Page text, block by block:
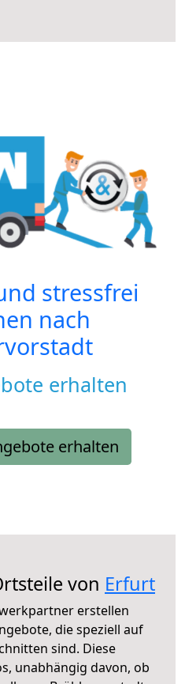
stressfrei
nach
erhalten
erhalten
von Erfurt
erstellen
die speziell auf
sind. Diese
unabhängig davon, ob